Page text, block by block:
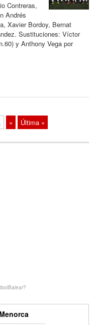
Contreras,
Andrés
Xavier Bordoy, Bernat
Sustituciones: Víctor
y Anthony Vega por
» Última »